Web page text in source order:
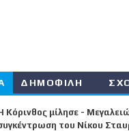
ΔΗΜΟΦΙΛΗ
Κόρινθος μίλησε -
του Νίκου